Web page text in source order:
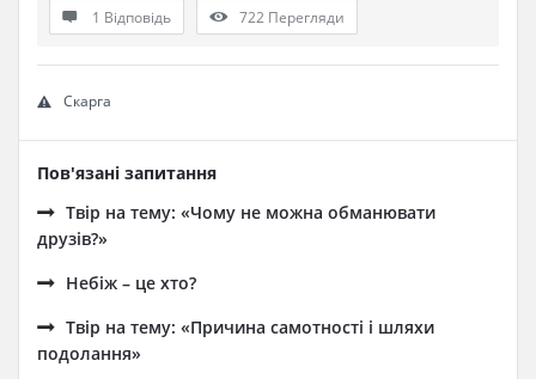
1 Відповідь 722 Перегляди
Скарга
Пов'язані запитання
Твір на тему: «Чому не можна обманювати
друзів?»
Небіж – це хто?
Твір на тему: «Причина самотності і шляхи
подолання»